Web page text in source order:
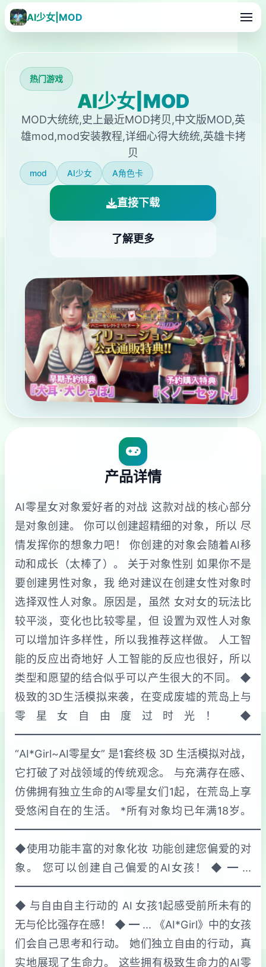
AI少女|MOD
热门游戏
AI少女|MOD
MOD大统统,史上最近MOD拷贝,中文版MOD,英
雄mod,mod安装教程,详细心得大统统,英雄卡拷
贝
mod AI少女 A角色卡
直接下载
了解更多
产品详情
AI零星女对象爱好者的对战 这款对战的核心部分
是对象创建。 你可以创建超精细的对象，所以 尽
情发挥你的想象力吧！ 你创建的对象会随着AI移
动和成长（太棒了）。 关于对象性别 如果你不是
要创建男性对象，我 绝对建议在创建女性对象时
选择双性人对象。原因是，虽然 女对女的玩法比
较平淡，变化也比较零星，但 设置为双性人对象
可以增加许多样性，所以我推荐这样做。 人工智
能的反应出奇地好 人工智能的反应也很好，所以
类型和愿望的结合似乎可以产生很大的不同。 ◆
极致的3D生活模拟来袭，在变成废墟的荒岛上与
零星女自由度过时光！ ◆
“AI*Girl~AI零星女” 是1套终极 3D 生活模拟对战，
它打破了对战领域的传统观念。 与充满存在感、
仿佛拥有独立生命的AI零星女们1起，在荒岛上享
受悠闲自在的生活。 *所有对象均已年满18岁。
◆使用功能丰富的对象化妆 功能创建您偏爱的对
象。 您可以创建自己偏爱的AI女孩！ ◆ ━ ...
◆ 与自由自主行动的 AI 女孩1起感受前所未有的
无与伦比强存在感！ ◆ ━ ... 《AI*Girl》中的女孩
们会自己思考和行动。 她们独立自由的行动，真
实地展现了生命力。 这些拥有极致生命力的AI零